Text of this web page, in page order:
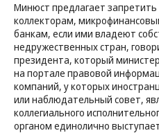
Минюст предлагает запретить
коллекторам,
банкам, если ими владеют
недружественных стран,
президента, который
на портале правовой
компаний, у которых
или наблюдательный совет,
коллегиального
органом единолично